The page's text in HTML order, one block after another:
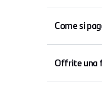
Come si
Offrite una